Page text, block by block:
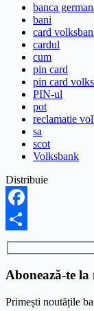
banca
bani
card
cardul
cum
pin card
pin card
PIN-ul
pot
reclamatie
sa
scot
Volksbank
Distribuie
Facebook
Share
Abonează-te la
Primești noutățile